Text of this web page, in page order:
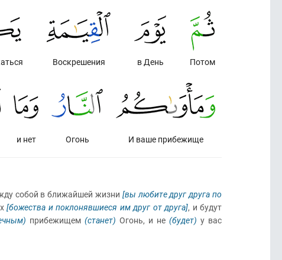
Потом
в День
Воскрешения
И ваше прибежище
Огонь
и нет
собой в ближайшей жизни [вы любите друг друга по
[божества и поклонявшиеся им друг от друга], и будут
прибежищем(станет) Огонь, и не(будет) у вас